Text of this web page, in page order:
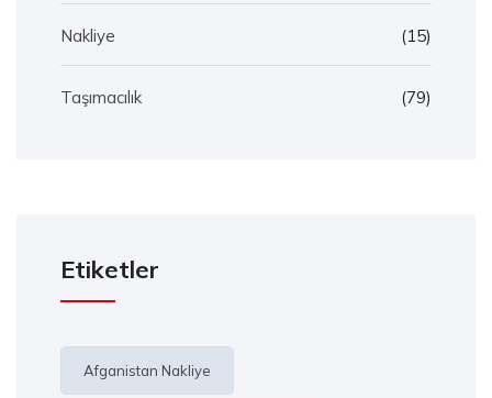
Nakliye (15)
Taşımacılık (79)
Etiketler
Afganistan Nakliye